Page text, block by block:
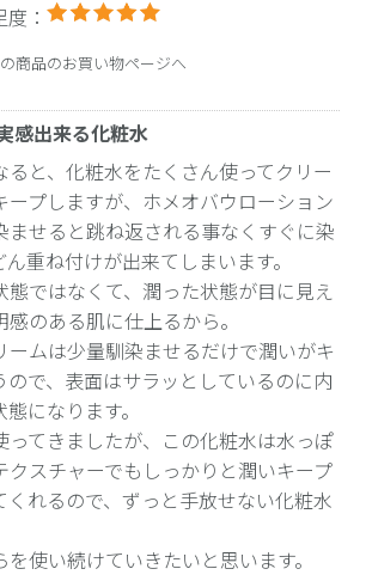
度：
商品のお買い物ページへ
感出来る化粧水
ると、化粧水をたくさん使ってクリー
ープしますが、ホメオバウローション
ませると跳ね返される事なくすぐに染
重ね付けが出来てしまいます。
態ではなくて、潤った状態が目に見え
のある肌に仕上るから。
ームは少量馴染ませるだけで潤いがキ
ので、表面はサラッとしているのに内
になります。
ってきましたが、この化粧水は水っぽ
クスチャーでもしっかりと潤いキープ
くれるので、ずっと手放せない化粧水
使い続けていきたいと思います。